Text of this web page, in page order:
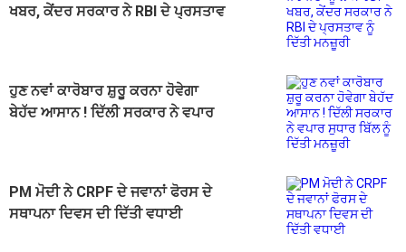
ਖਬਰ, ਕੇਂਦਰ ਸਰਕਾਰ ਨੇ RBI ਦੇ ਪ੍ਰਸਤਾਵ
ਹੁਣ ਨਵਾਂ ਕਾਰੋਬਾਰ ਸ਼ੁਰੂ ਕਰਨਾ ਹੋਵੇਗਾ
ਬੇਹੱਦ ਆਸਾਨ ! ਦਿੱਲੀ ਸਰਕਾਰ ਨੇ ਵਪਾਰ
PM ਮੋਦੀ ਨੇ CRPF ਦੇ ਜਵਾਨਾਂ ਫੋਰਸ ਦੇ
ਸਥਾਪਨਾ ਦਿਵਸ ਦੀ ਦਿੱਤੀ ਵਧਾਈ